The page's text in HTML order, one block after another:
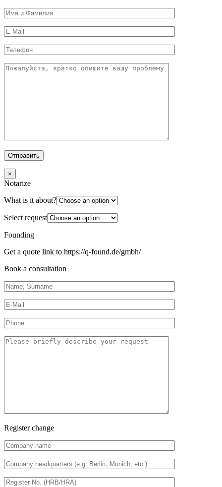
×
Notarize
What is it about?
Select request
Founding
Get a quote link to https://q-found.de/gmbh/
Book a consultation
Register change